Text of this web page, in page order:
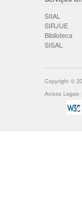
SIIAL
SIRJUE
Biblioteca
SISAL
Copyright ©
Avisos Legais